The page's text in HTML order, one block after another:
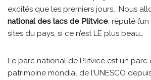
excités que les premiers jours… Nous
national des lacs de Plitvice, réputé
sites du pays, si ce n’est LE plus beau…
Le parc national de Plitvice est un parc
patrimoine mondial de l’UNESCO